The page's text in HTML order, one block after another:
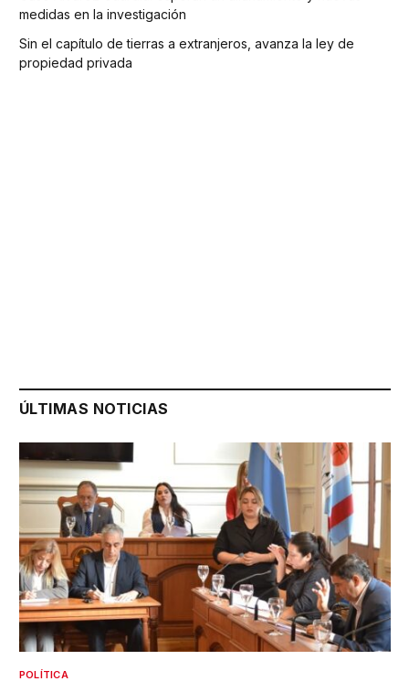
medidas en la investigación
Sin el capítulo de tierras a extranjeros, avanza la ley de
propiedad privada
ÚLTIMAS NOTICIAS
POLÍTICA